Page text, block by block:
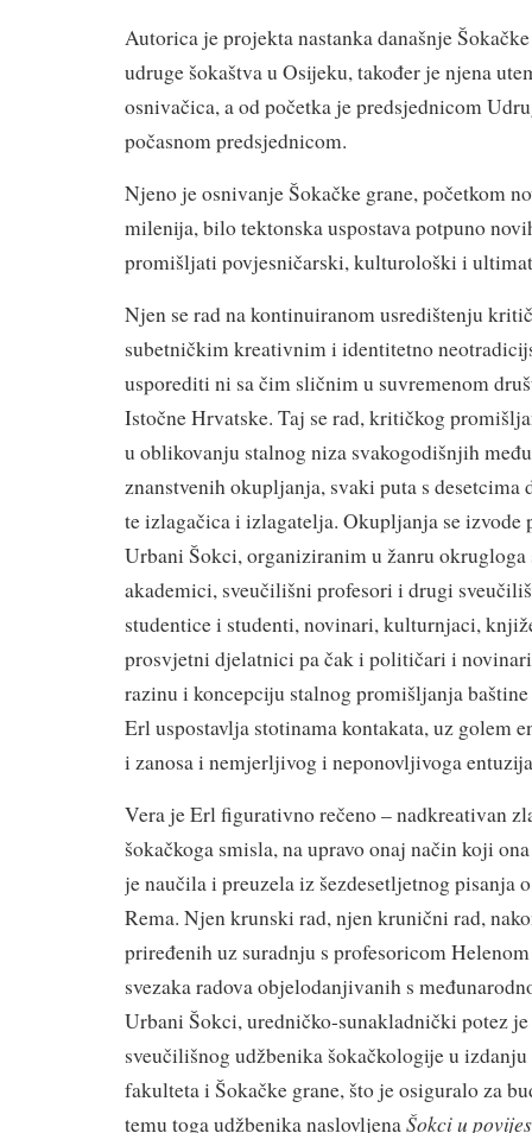
Autorica je projekta nastanka današnje
udruge šokaštva u Osijeku, također je njena
osnivačica, a od početka je predsjednicom
počasnom predsjednicom.
Njeno je osnivanje Šokačke grane, početkom
milenija, bilo tektonska uspostava potpuno
promišljati povjesničarski, kulturološki i
Njen se rad na kontinuiranom usredištenju
subetničkim kreativnim i identitetno
usporediti ni sa čim sličnim u suvremenom
Istočne Hrvatske. Taj se rad, kritičkog
u oblikovanju stalnog niza svakogodišnjih
znanstvenih okupljanja, svaki puta s desetcima
te izlagačica i izlagatelja. Okupljanja se
Urbani Šokci, organiziranim u žanru okrugloga
akademici, sveučilišni profesori i drugi
studentice i studenti, novinari, kulturnjaci,
prosvjetni djelatnici pa čak i političari i
razinu i koncepciju stalnog promišljanja
Erl uspostavlja stotinama kontakata, uz golem
i zanosa i nemjerljivog i neponovljivoga
Vera je Erl figurativno rečeno – nadkreativan
šokačkoga smisla, na upravo onaj način koji
je naučila i preuzela iz šezdesetljetnog pisanja
Rema. Njen krunski rad, njen krunični rad,
priređenih uz suradnju s profesoricom
svezaka radova objelodanjivanih s
Urbani Šokci, uredničko-sunakladnički potez
sveučilišnog udžbenika šokačkologije u
fakulteta i Šokačke grane, što je osiguralo za
temu toga udžbenika naslovljenaŠokci u